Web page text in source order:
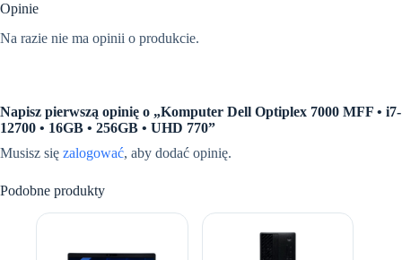
Opinie
Na razie nie ma opinii o produkcie.
Napisz pierwszą opinię o „Komputer Dell Optiplex 7000 MFF • i7-
12700 • 16GB • 256GB • UHD 770”
Musisz się zalogować, aby dodać opinię.
Podobne produkty